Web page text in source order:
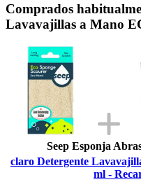
Comprados
Lavavajillas a Mano
Seep Esponja
claro Detergente
ml -